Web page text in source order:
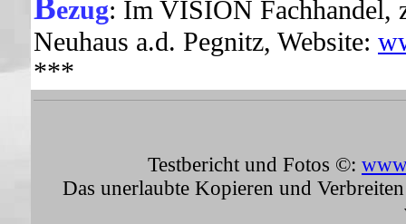
Bezug: Im VISION Fachhandel,
Neuhaus a.d. Pegnitz, Website:
***
Testbericht und Fotos ©:
Das unerlaubte Kopieren und